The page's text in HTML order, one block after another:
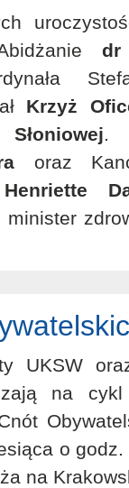
dr
Krzyż
.
oraz
minister
UKSW
na
o godz.
na